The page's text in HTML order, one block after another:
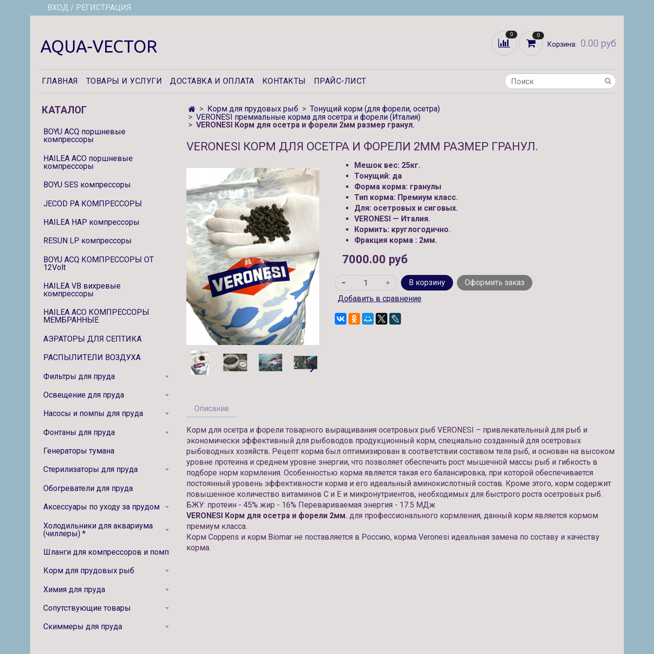
ВХОД / РЕГИСТРАЦИЯ
AQUA-VECTOR
0 0
Корзина: 0.00 руб
ГЛАВНАЯ ТОВАРЫ И УСЛУГИ ДОСТАВКА И ОПЛАТА КОНТАКТЫ ПРАЙС-ЛИСТ
Корм для прудовых рыб
Тонущий корм (для форели, осетра)
VERONESI премиальные корма для осетра и форели (Италия)
VERONESI Корм для осетра и форели 2мм размер гранул.
VERONESI КОРМ ДЛЯ ОСЕТРА И ФОРЕЛИ 2ММ РАЗМЕР ГРАНУЛ.
Мешок вес: 25кг.
Тонущий: да
Форма корма: гранулы
Тип корма: Премиум класс.
Для: осетровых и сиговых.
VERONESI — Италия.
Кормить: круглогодично.
Фракция корма : 2мм.
7000.00 руб
В корзину
Оформить заказ
Добавить в сравнение
Описание
Корм для осетра и форели товарного выращивания осетровых рыб VERONESI – привлекательный для рыб и
экономически эффективный для рыбоводов продукционный корм, специально созданный для осетровых
рыбоводных хозяйств. Рецепт корма был оптимизирован в соответствии составом тела рыб, и основан на высоком
уровне протеина и среднем уровне энергии, что позволяет обеспечить рост мышечной массы рыб и гибкость в
подборе норм кормления. Особенностью корма является такая его балансировка, при которой обеспечивается
постоянный уровень эффективности корма и его идеальный аминокислотный состав. Кроме этого, корм содержит
повышенное количество витаминов С и Е и микронутриентов, необходимых для быстрого роста осетровых рыб.
БЖУ: протеин - 45% жир - 16% Перевариваемая энергия - 17.5 МДж
VERONESI Корм для осетра и форели 2мм. для профессионального кормления, данный корм является кормом
премиум класса.
Корм Coppens и корм Biomar не поставляется в Россию, корма Veronesi идеальная замена по составу и качеству
корма.
КАТАЛОГ
BOYU ACQ поршневые
компрессоры
HAILEA ACO поршневые
компрессоры
BOYU SES компрессоры
JECOD PA КОМПРЕССОРЫ
HAILEA HAP компрессоры
RESUN LP компрессоры
BOYU ACQ КОМПРЕССОРЫ ОТ
12Volt
HAILEA VB вихревые
компрессоры
HAILEA ACO КОМПРЕССОРЫ
МЕМБРАННЫЕ
АЭРАТОРЫ ДЛЯ СЕПТИКА
РАСПЫЛИТЕЛИ ВОЗДУХА
Фильтры для пруда
Освещение для пруда
Насосы и помпы для пруда
Фонтаны для пруда
Генераторы тумана
Стерилизаторы для пруда
Обогреватели для пруда
Аксессуары по уходу за прудом
Холодильники для аквариума
(чиллеры) *
Шланги для компрессоров и помп
Корм для прудовых рыб
Химия для пруда
Сопутствующие товары
Скиммеры для пруда